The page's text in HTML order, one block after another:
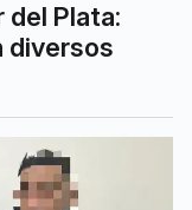
del Plata:
diversos